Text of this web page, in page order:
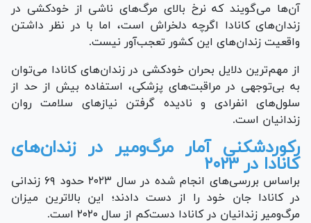
آن‌ها می‌گویند که نرخ بالای مرگ‌های ناشی از خودکشی در
زندان‌های کانادا اگرچه دلخراش است، اما با در نظر داشتن
واقعیت زندان‌های این کشور تعجب‌آور نیست.
از مهم‌ترین دلایل بحران خودکشی در زندان‌های کانادا می‌توان
به بی‌توجهی در مراقبت‌های پزشکی، استفاده بیش از حد از
سلول‌های انفرادی و نادیده گرفتن نیاز‌های سلامت روان
زندانیان است.
رکوردشکنی آمار مرگ‌ومیر در زندان‌های
کانادا در ۲۰۲۳
براساس بررسی‌های انجام شده در سال ۲۰۲۳ حدود ۶۹ زندانی
در کانادا جان خود را از دست دادند؛ این بالاترین میزان
مرگ‌ومیر زندانیان در کانادا دست‌کم از سال ۲۰۲۰ است.